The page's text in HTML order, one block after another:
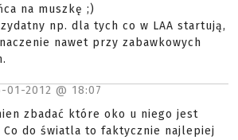
na muszkę ;)
np. dla tych co w LAA startują,
nawet przy zabawkowych
01-2012 @ 18:07
zbadać które oko u niego jest
Co do światla to faktycznie najlepiej